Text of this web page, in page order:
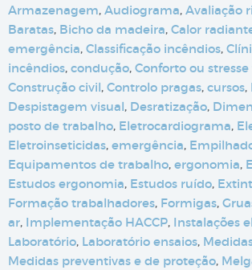
Armazenagem, Audiograma, Avaliação
Baratas, Bicho da madeira, Calor
emergência, Classificação incêndios,
incêndios, condução, Conforto ou
Construção civil, Controlo pragas, cursos,
Despistagem visual, Desratização,
posto de trabalho, Eletrocardiograma,
Eletroinseticidas, emergência,
Equipamentos de trabalho, ergonomia,
Estudos ergonomia, Estudos ruído,
Formação trabalhadores, Formigas,
ar, Implementação HACCP, Instalações
Laboratório, Laboratório ensaios,
Medidas preventivas e de proteção,